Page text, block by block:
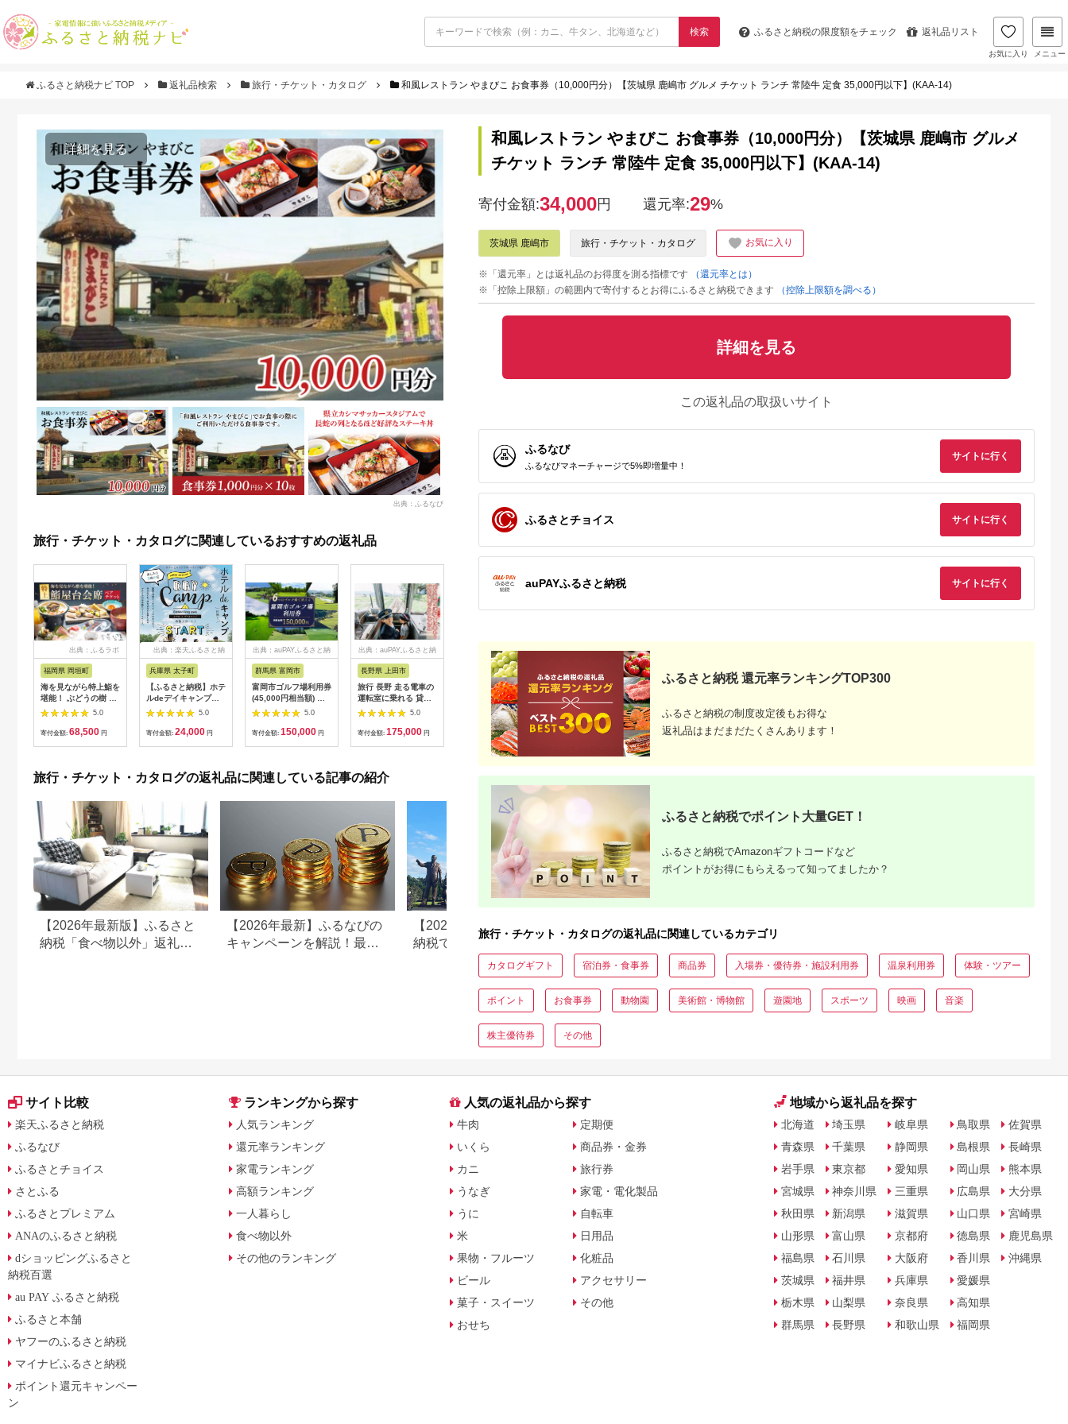
検索 ふるさと納税の限度額をチェック 返礼品リスト
お気に入り メニュー
ふるさと納税ナビ TOP 返礼品検索 旅行・チケット・カタログ 和風レストラン やまびこ お食事券（10,000円分）【茨城県 鹿嶋市 グルメ チケット ランチ 常陸牛 定食 35,000円以下】(KAA-14)
詳細を見る
出典：ふるなび
旅行・チケット・カタログに関連しているおすすめの返礼品
出典：ふるラボ
福岡県 岡垣町
海を見ながら特上鮨を
堪能！ ぶどうの樹 鮨
屋台ペア お食事券 海
鮮 海 屋台 食事 ペア
福岡県 岡垣町
5.0
寄付金額: 68,500 円
出典：楽天ふるさと納
兵庫県 太子町
【ふるさと納税】ホテ
ルdeデイキャンプ体
験チケット
【1364991】
5.0
寄付金額: 24,000 円
出典：auPAYふるさと納
群馬県 富岡市
富岡市ゴルフ場利用券
(45,000円相当額) ゴ
ルフ チケット 平日 土
日 祝日 プレー券 関東
群馬県 首都圏 F20E-
5.0
寄付金額: 150,000 円
出典：auPAYふるさと納
長野県 上田市
旅行 長野 走る電車の
運転室に乗れる 貸切
列車でお仕事体験 体
験 チケット 電車 鉄道
列車 サービス 子供 子
5.0
寄付金額: 175,000 円
出典：dショッピングふ
るさと納税
岐阜県 可児市
富士カントリー可児ク
ラブ利用券（150,000
円分）【0018-007】
5.0
寄付金額:500,000 円
出典：auPAYふるさと納
税
伊東園ホテル・伊東園
ホテル別館・伊東園ホ
テル松川館 ご宿泊券
1泊2日2食付き(1名様
分:GAタイプ)
5.0
寄付金額:30,000円
神奈川県 大磯町
159-2009-06 大磯迎
F（50,000円分）【
神奈川県 大磯町 お惣
菜 手作り 大磯名産品
揚げ物 母の日 ギフト
お歳暮 食品 敬老の日
5.0
寄付金額: 169,000円
石垣島の自然を満喫！
ティ (利用券 1名様分)
NS-2
寄付金額:50,000
旅行・チケット・カタログの返礼品に関連している記事の紹介
【2026年最新版】ふるさと
納税「食べ物以外」返礼品
【2026年最新】ふるなびの
キャンペーンを解説！最大
【2026年最新版】ふるさと
納税でディズニー返礼品は
もらえる？ホテル・チケッ
ト・公式グッズを徹底解説
ふるさと納税、年収いくら
で30万円寄付できる？おす
すめ返礼品も紹介
和風レストラン やまびこ お食事券（10,000円分）【茨城県 鹿嶋市 グルメ
チケット ランチ 常陸牛 定食 35,000円以下】(KAA-14)
寄付金額:34,000円 還元率:29%
茨城県 鹿嶋市 旅行・チケット・カタログ お気に入り
※「還元率」とは返礼品のお得度を測る指標です
（還元率とは）
※「控除上限額」の範囲内で寄付するとお得にふるさと納税できます
（控除上限額を調べる）
詳細を見る
この返礼品の取扱いサイト
ふるなび
ふるなびマネーチャージで5%即増量中！
サイトに行く
ふるさとチョイス サイトに行く
auPAYふるさと納税 サイトに行く
ふるさと納税 還元率ランキングTOP300
ふるさと納税の制度改定後もお得な
返礼品はまだまだたくさんあります！
ふるさと納税でポイント大量GET！
ふるさと納税でAmazonギフトコードなど
ポイントがお得にもらえるって知ってましたか？
旅行・チケット・カタログの返礼品に関連しているカテゴリ
カタログギフト 宿泊券・食事券 商品券 入場券・優待券・施設利用券 温泉利用券 体験・ツアー
ポイント お食事券 動物園 美術館・博物館 遊園地 スポーツ 映画 音楽
株主優待券 その他
サイト比較
楽天ふるさと納税
ふるなび
ふるさとチョイス
さとふる
ふるさとプレミアム
ANAのふるさと納税
dショッピングふるさと
納税百選
au PAY ふるさと納税
ふるさと本舗
ヤフーのふるさと納税
マイナビふるさと納税
ポイント還元キャンペー
ン
ランキングから探す
人気ランキング
還元率ランキング
家電ランキング
高額ランキング
一人暮らし
食べ物以外
その他のランキング
人気の返礼品から探す
牛肉
いくら
カニ
うなぎ
うに
米
果物・フルーツ
ビール
菓子・スイーツ
おせち
定期便
商品券・金券
旅行券
家電・電化製品
自転車
日用品
化粧品
アクセサリー
その他
地域から返礼品を探す
北海道
青森県
岩手県
宮城県
秋田県
山形県
福島県
茨城県
栃木県
群馬県
埼玉県
千葉県
東京都
神奈川県
新潟県
富山県
石川県
福井県
山梨県
長野県
岐阜県
静岡県
愛知県
三重県
滋賀県
京都府
大阪府
兵庫県
奈良県
和歌山県
鳥取県
島根県
岡山県
広島県
山口県
徳島県
香川県
愛媛県
高知県
福岡県
佐賀県
長崎県
熊本県
大分県
宮崎県
鹿児島県
沖縄県